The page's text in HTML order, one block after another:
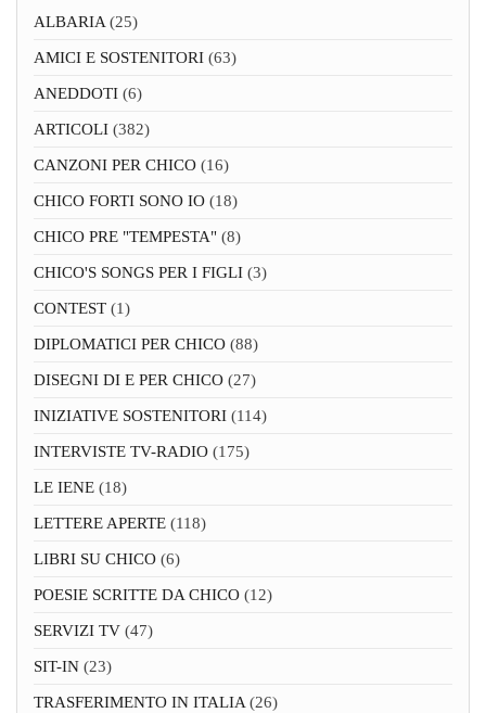
ALBARIA(25)
AMICI E SOSTENITORI (63)
ANEDDOTI (6)
ARTICOLI (382)
CANZONI PER CHICO (16)
CHICO FORTI SONO IO (18)
CHICO PRE "TEMPESTA" (8)
CHICO'S SONGS PER I FIGLI (3)
CONTEST (1)
DIPLOMATICI PER CHICO (88)
DISEGNI DI E PER CHICO (27)
INIZIATIVE SOSTENITORI (114)
INTERVISTE TV-RADIO (175)
LE IENE (18)
LETTERE APERTE (118)
LIBRI SU CHICO (6)
POESIE SCRITTE DA CHICO (12)
SERVIZI TV (47)
SIT-IN (23)
TRASFERIMENTO IN ITALIA(26)